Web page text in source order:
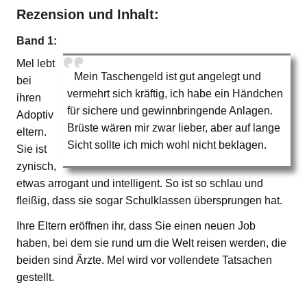
Rezension und Inhalt:
Band 1:
Mein Taschengeld ist gut angelegt und
vermehrt sich kräftig, ich habe ein Händchen
für sichere und gewinnbringende Anlagen.
Brüste wären mir zwar lieber, aber auf lange
Sicht sollte ich mich wohl nicht beklagen.
Mel lebt
bei
ihren
Adoptiv
eltern.
Sie ist
zynisch,
etwas arrogant und intelligent. So ist so schlau und
fleißig, dass sie sogar Schulklassen übersprungen hat.
Ihre Eltern eröffnen ihr, dass Sie einen neuen Job
haben, bei dem sie rund um die Welt reisen werden, die
beiden sind Ärzte. Mel wird vor vollendete Tatsachen
gestellt.